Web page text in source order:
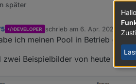
später
DEVELOPER schrieb am 6. Apr. 2026, 16:47
zuletzt editiert von
ich meinen Pool in Betrieb
zwei Beispielbilder von heute für